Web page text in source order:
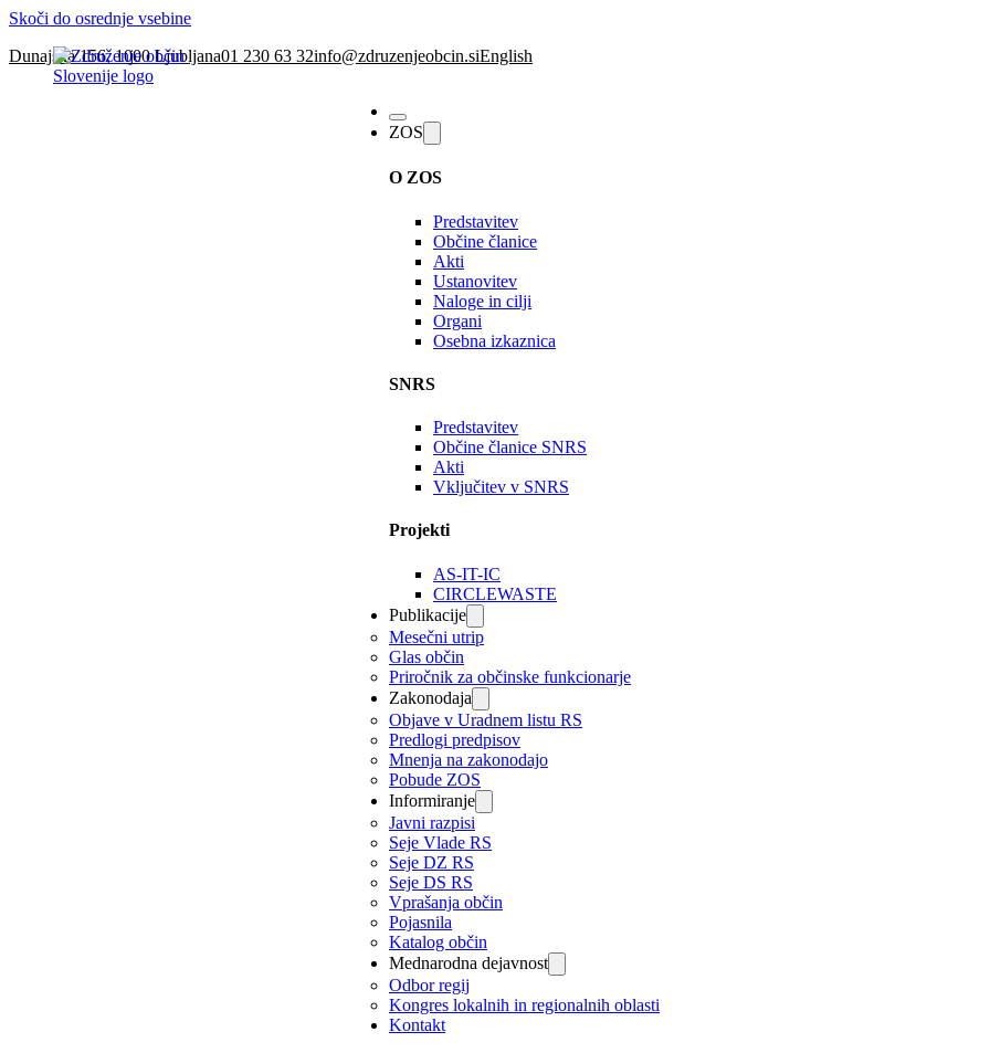
Skoči do osrednje vsebine
Dunajska 156, 1000 Ljubljana01 230 63 32info@zdruzenjeobcin.siEnglish
ZOS
O ZOS
Predstavitev
Občine članice
Akti
Ustanovitev
Naloge in cilji
Organi
Osebna izkaznica
SNRS
Predstavitev
Občine članice SNRS
Akti
Vključitev v SNRS
Projekti
AS-IT-IC
CIRCLEWASTE
Publikacije
Mesečni utrip
Glas občin
Priročnik za občinske funkcionarje
Zakonodaja
Objave v Uradnem listu RS
Predlogi predpisov
Mnenja na zakonodajo
Pobude ZOS
Informiranje
Javni razpisi
Seje Vlade RS
Seje DZ RS
Seje DS RS
Vprašanja občin
Pojasnila
Katalog občin
Mednarodna dejavnost
Odbor regij
Kongres lokalnih in regionalnih oblasti
Kontakt